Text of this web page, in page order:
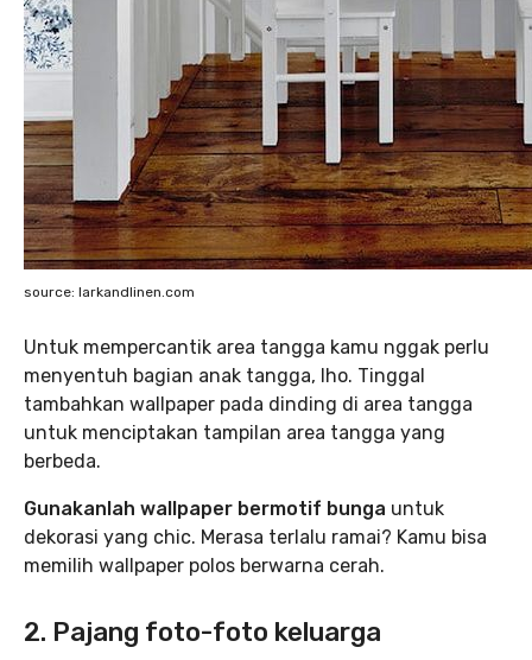
source: larkandlinen.com
Untuk mempercantik area tangga kamu nggak perlu
menyentuh bagian anak tangga, lho. Tinggal
tambahkan wallpaper pada dinding di area tangga
untuk menciptakan tampilan area tangga yang
berbeda.
Gunakanlah wallpaper bermotif bunga untuk
dekorasi yang chic. Merasa terlalu ramai? Kamu bisa
memilih wallpaper polos berwarna cerah.
2. Pajang foto-foto keluarga